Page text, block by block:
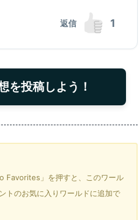
返信 1
を投稿しよう！
Favorites」を押すと、このワール
トのお気に入りワールドに追加で